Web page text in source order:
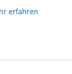
erfahren